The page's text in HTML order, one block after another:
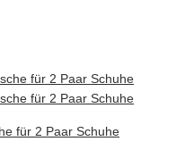
für 2 Paar Schuhe